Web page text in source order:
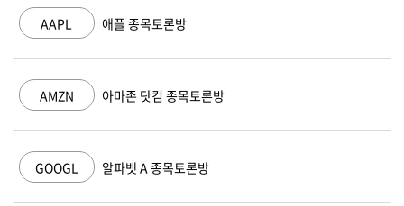
AAPL 애플 종목토론방
AMZN 아마존 닷컴 종목토론방
GOOGL 알파벳 A 종목토론방